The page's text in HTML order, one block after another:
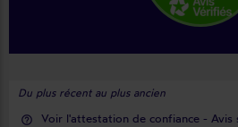
Du plus récent au plus ancien
help_outline Voir l'attestation de confiance - Avis